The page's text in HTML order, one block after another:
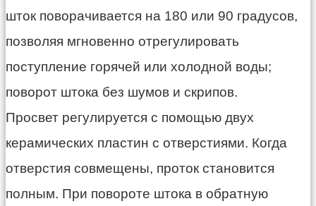
шток поворачивается на 180 или 90 градусов,
позволяя мгновенно отрегулировать
поступление горячей или холодной воды;
поворот штока без шумов и скрипов.
Просвет регулируется с помощью двух
керамических пластин с отверстиями. Когда
отверстия совмещены, проток становится
полным. При повороте штока в обратную